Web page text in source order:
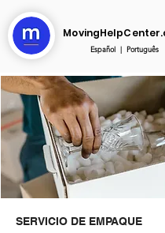
Español| Português
SERVICIO DE EMPAQUE